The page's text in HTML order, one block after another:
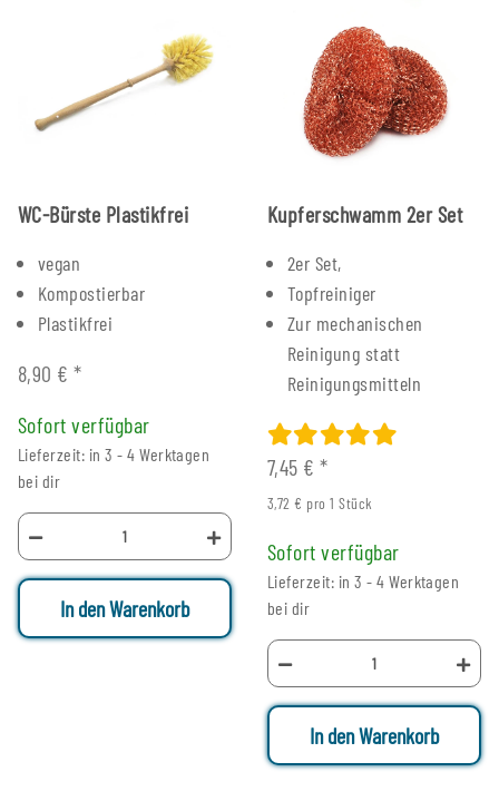
WC-Bürste Plastikfrei
vegan
Kompostierbar
Plastikfrei
8,90 €*
Sofort verfügbar
Lieferzeit: in 3 - 4 Werktagen
bei dir
In den Warenkorb
Kupferschwamm 2er Set
2er Set,
Topfreiniger
Zur mechanischen
Reinigung statt
Reinigungsmitteln
7,45 €*
3,72 € pro 1 Stück
Sofort verfügbar
Lieferzeit: in 3 - 4 Werktagen
bei dir
In den Warenkorb